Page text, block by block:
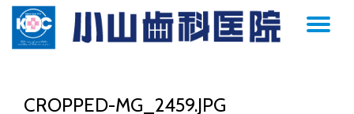
CROPPED-MG_2459.JPG